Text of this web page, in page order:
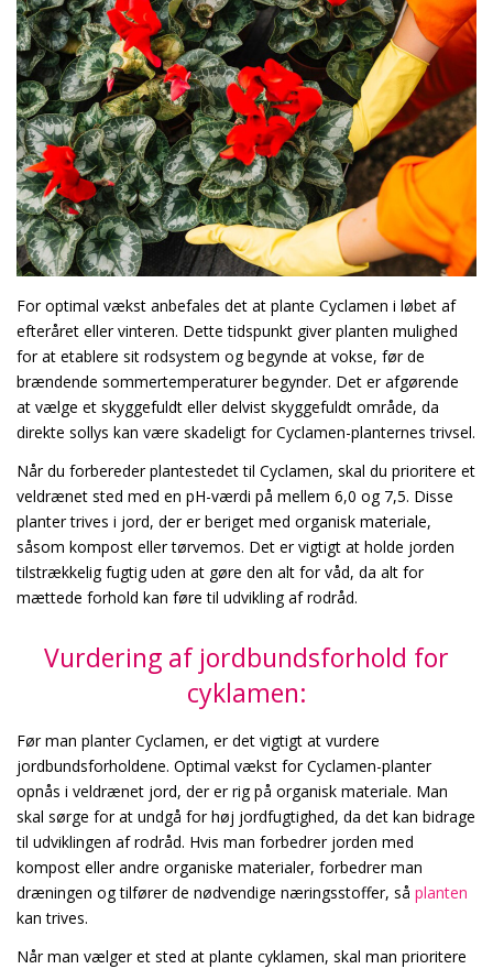
For optimal vækst anbefales det at plante Cyclamen i løbet af
efteråret eller vinteren. Dette tidspunkt giver planten mulighed
for at etablere sit rodsystem og begynde at vokse, før de
brændende sommertemperaturer begynder. Det er afgørende
at vælge et skyggefuldt eller delvist skyggefuldt område, da
direkte sollys kan være skadeligt for Cyclamen-planternes trivsel.
Når du forbereder plantestedet til Cyclamen, skal du prioritere et
veldrænet sted med en pH-værdi på mellem 6,0 og 7,5. Disse
planter trives i jord, der er beriget med organisk materiale,
såsom kompost eller tørvemos. Det er vigtigt at holde jorden
tilstrækkelig fugtig uden at gøre den alt for våd, da alt for
mættede forhold kan føre til udvikling af rodråd.
Vurdering af jordbundsforhold for
cyklamen:
Før man planter Cyclamen, er det vigtigt at vurdere
jordbundsforholdene. Optimal vækst for Cyclamen-planter
opnås i veldrænet jord, der er rig på organisk materiale. Man
skal sørge for at undgå for høj jordfugtighed, da det kan bidrage
til udviklingen af rodråd. Hvis man forbedrer jorden med
kompost eller andre organiske materialer, forbedrer man
dræningen og tilfører de nødvendige næringsstoffer, så planten
kan trives.
Når man vælger et sted at plante cyklamen, skal man prioritere